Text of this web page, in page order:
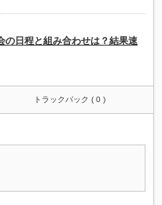
の日程と組み合わせは？結果速
トラックバック ( 0 )